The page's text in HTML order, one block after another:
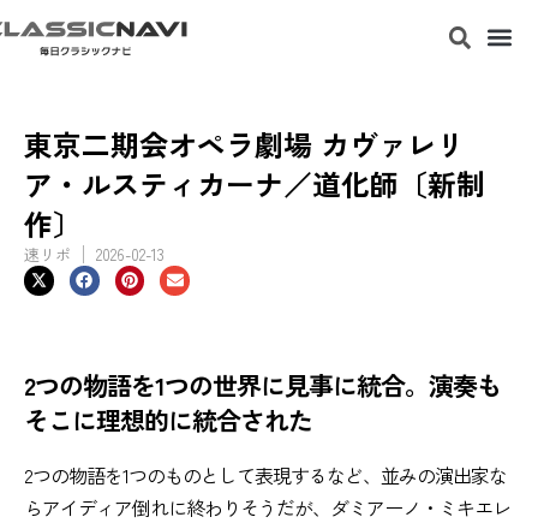
東京二期会オペラ劇場 カヴァレリ
ア・ルスティカーナ／道化師〔新制
作〕
速リポ 2026-02-13
2つの物語を1つの世界に見事に統合。演奏も
そこに理想的に統合された
2つの物語を1つのものとして表現するなど、並みの演出家な
らアイディア倒れに終わりそうだが、ダミアーノ・ミキエレ